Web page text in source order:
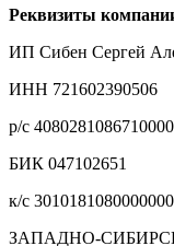
Реквизиты
ИП Сибен Сергей
ИНН 721602390506
р/с
БИК 047102651
к/с
ЗАПАДНО-